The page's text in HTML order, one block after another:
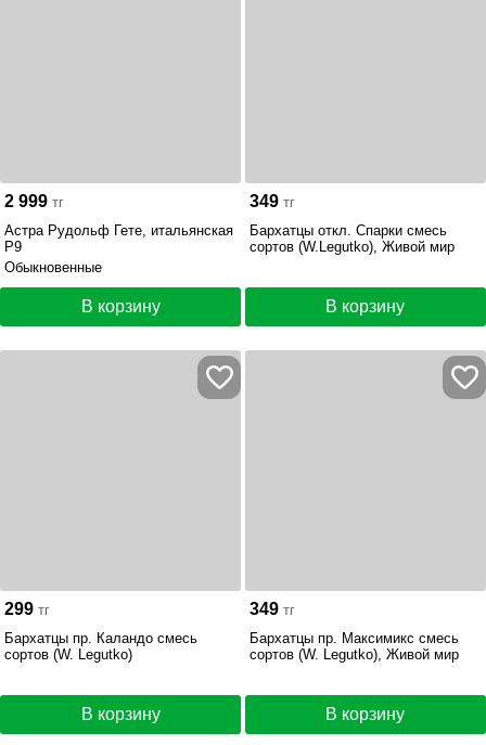
2 999тг
Астра Рудольф Гете, итальянская
Р9
Обыкновенные
В корзину
349тг
Бархатцы откл. Спарки смесь
сортов (W.Legutko), Живой мир
В корзину
299тг
Бархатцы пр. Каландо смесь
сортов (W. Legutko)
В корзину
349тг
Бархатцы пр. Максимикс смесь
сортов (W. Legutko), Живой мир
В корзину